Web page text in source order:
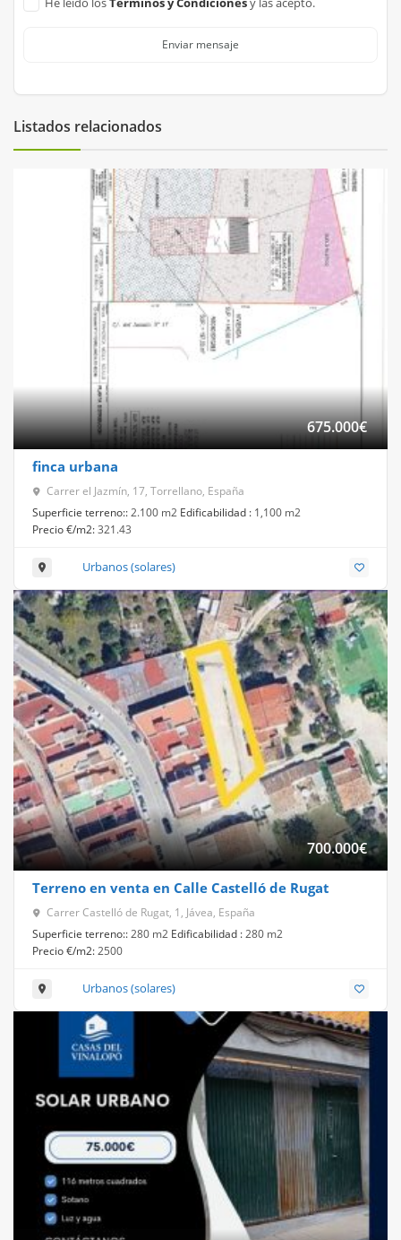
Enviar mensaje
Listados relacionados
675.000€
finca urbana
Carrer el Jazmín, 17, Torrellano, España
Superficie terreno::2.100 m2 Edificabilidad : 1,100 m2
Precio €/m2:321.43
Urbanos (solares)
700.000€
Terreno en venta en Calle Castelló de Rugat
Carrer Castelló de Rugat, 1, Jávea, España
Superficie terreno::280 m2 Edificabilidad :280 m2
Precio €/m2:2500
Urbanos (solares)